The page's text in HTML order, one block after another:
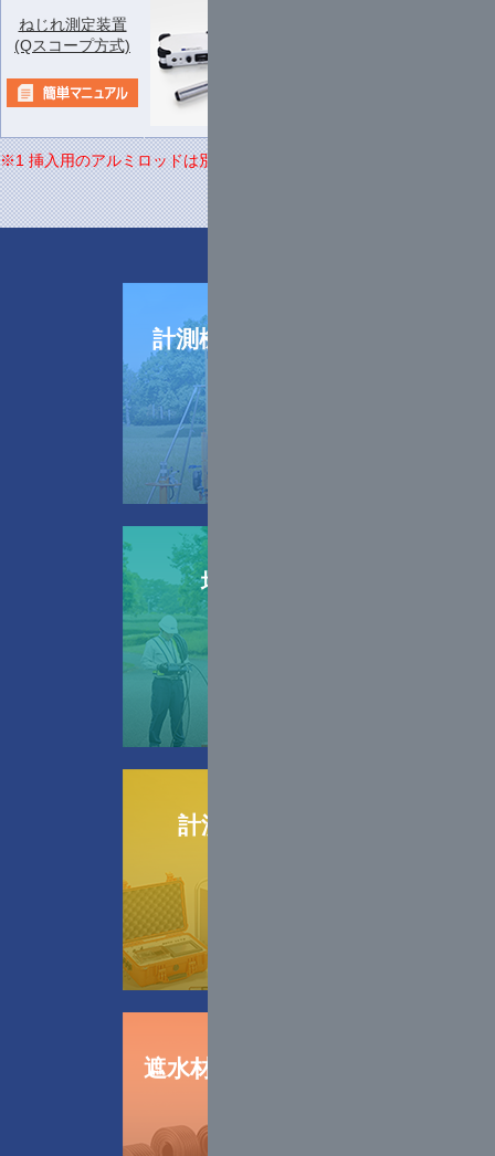
ねじれ測定装置
(Qスコープ方式)
※1 挿入用のアルミロッドは別途
計測機器
地盤調査
計測機器
遮水材・